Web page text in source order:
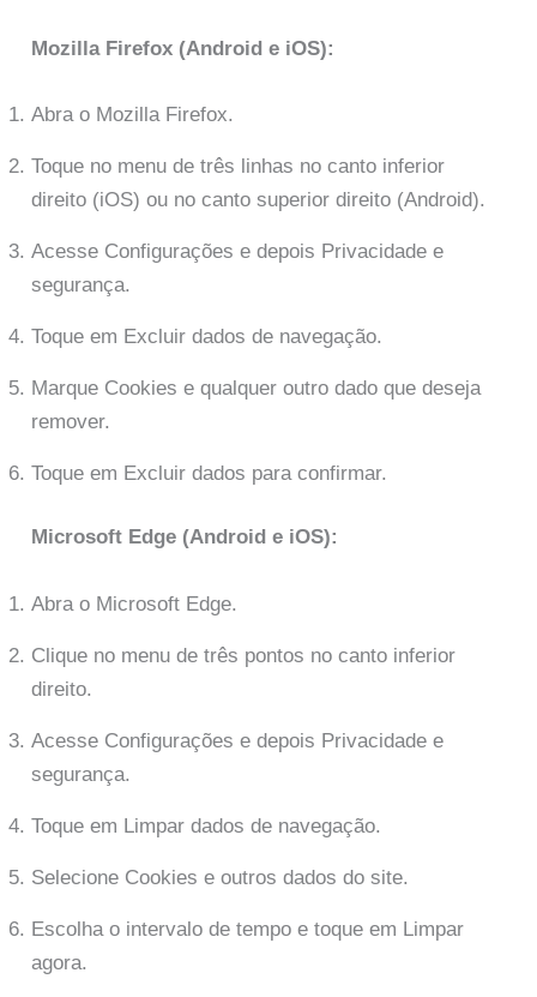
Mozilla Firefox (Android e iOS):
Abra o Mozilla Firefox.
Toque no menu de três linhas no canto inferior
direito (iOS) ou no canto superior direito (Android).
Acesse Configurações e depois Privacidade e
segurança.
Toque em Excluir dados de navegação.
Marque Cookies e qualquer outro dado que deseja
remover.
Toque em Excluir dados para confirmar.
Microsoft Edge (Android e iOS):
Abra o Microsoft Edge.
Clique no menu de três pontos no canto inferior
direito.
Acesse Configurações e depois Privacidade e
segurança.
Toque em Limpar dados de navegação.
Selecione Cookies e outros dados do site.
Escolha o intervalo de tempo e toque em Limpar
agora.